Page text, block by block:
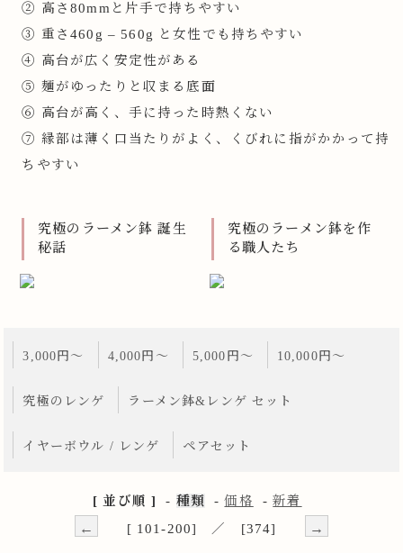
② 高さ80mmと片手で持ちやすい
③ 重さ460g – 560g と女性でも持ちやすい
④ 高台が広く安定性がある
⑤ 麺がゆったりと収まる底面
⑥ 高台が高く、手に持った時熱くない
⑦ 縁部は薄く口当たりがよく、くびれに指がかかって持
ちやすい
究極のラーメン鉢 誕生
秘話
究極のラーメン鉢を作
る職人たち
3,000円～ 4,000円～ 5,000円～ 10,000円～
究極のレンゲ ラーメン鉢&レンゲ セット
イヤーボウル / レンゲ ペアセット
[ 並び順 ] - 種類 -価格 -新着
← [ 101-200] ／ [374] →